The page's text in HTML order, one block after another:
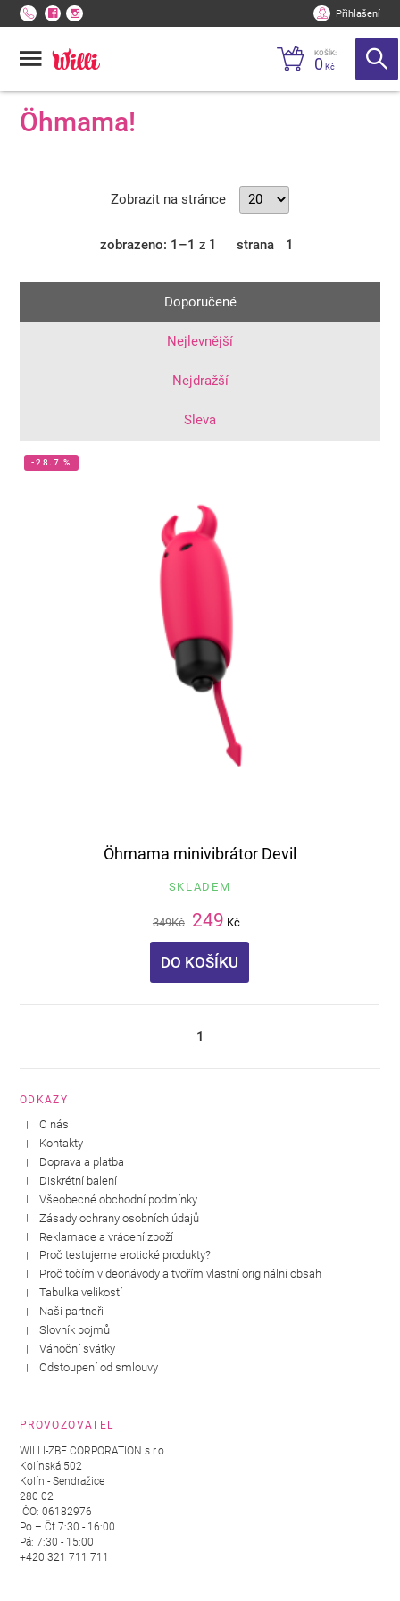
Přihlašení
KOŠÍK:
0 Kč
Öhmama!
Zobrazit na stránce
zobrazeno: 1–1z 1 strana 1
Doporučené
Nejlevnější
Nejdražší
Sleva
-28.7 %
Öhmama minivibrátor Devil
SKLADEM
349Kč 249 Kč
DO KOŠÍKU
1
ODKAZY
O nás
Kontakty
Doprava a platba
Diskrétní balení
Všeobecné obchodní podmínky
Zásady ochrany osobních údajů
Reklamace a vrácení zboží
Proč testujeme erotické produkty?
Proč točím videonávody a tvořím vlastní originální obsah
Tabulka velikostí
Naši partneři
Slovník pojmů
Vánoční svátky
Odstoupení od smlouvy
PROVOZOVATEL
WILLI-ZBF CORPORATION s.r.o.
Kolínská 502
Kolín - Sendražice
280 02
IČO: 06182976
Po – Čt 7:30 - 16:00
Pá: 7:30 - 15:00
+420 321 711 711